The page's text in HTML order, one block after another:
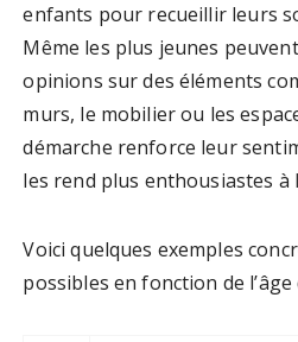
enfants pour recueillir leurs
Même les plus jeunes
opinions sur des éléments
murs, le mobilier ou les
démarche renforce leur
les rend plus enthousiastes à
Voici quelques exemples
possibles en fonction de